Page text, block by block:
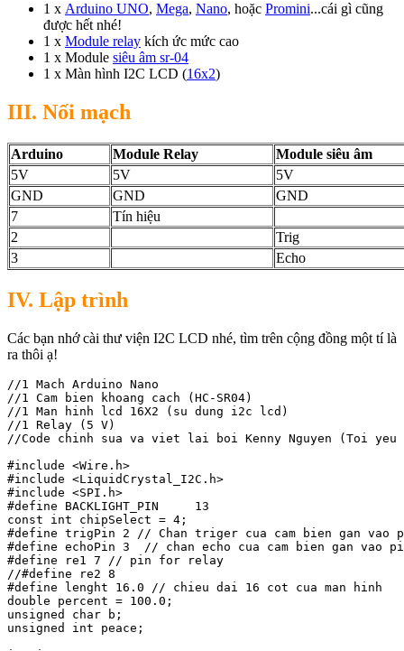
1 x Arduino UNO, Mega, Nano, hoặc Promini...cái gì cũng
được hết nhé!
1 x Module relay kích ức mức cao
1 x Module siêu âm sr-04
1 x Màn hình I2C LCD (16x2)
III. Nối mạch
Arduino Module Relay
Module siêu âm
5V
5V
5V
GND
GND
GND
7
Tín hiệu
2
Trig
3
Echo
IV. Lập trình
Các bạn nhớ cài thư viện I2C LCD nhé, tìm trên cộng đồng một tí là
ra thôi ạ!
//1 Mach Arduino Nano
//1 Cam bien khoang cach (HC-SR04)
//1 Man hinh lcd 16X2 (su dung i2c lcd)
//1 Relay (5 V)
//Code chinh sua va viet lai boi Kenny Nguyen (Toi yeu
#include <Wire.h>
#include <LiquidCrystal_I2C.h>
#include <SPI.h>
#define BACKLIGHT_PIN     13
const int chipSelect = 4;
#define trigPin 2 // Chan triger cua cam bien gan vao
#define echoPin 3  // chan echo cua cam bien gan vao
#define re1 7 // pin for relay
//#define re2 8
#define lenght 16.0 // chieu dai 16 cot cua man hinh
double percent = 100.0;
unsigned char b;
unsigned int peace;